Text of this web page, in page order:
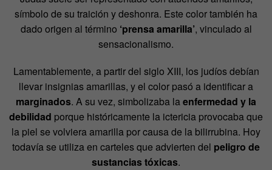
símbolo de su traición y deshonra. Este color también ha
dado origen al término ‘prensa amarilla’, vinculado al
sensacionalismo.
Lamentablemente, a partir del siglo XIII, los judíos debían
llevar insignias amarillas, y el color pasó a identificar a
marginados. A su vez, simbolizaba laenfermedad y la
debilidad porque históricamente la ictericia provocaba que
la piel se volviera amarilla por causa de la bilirrubina. Hoy
todavía se utiliza en carteles que advierten del peligro de
sustancias tóxicas.